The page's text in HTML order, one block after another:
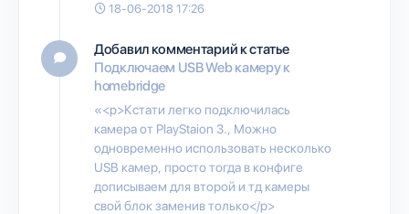
18-06-2018 17:26
Добавил комментарий к статье
Подключаем USB Web камеру к
homebridge
«<p>Кстати легко подключилась
камера от PlayStaion 3., Можно
одновременно использовать несколько
USB камер, просто тогда в конфиге
дописываем для второй и тд камеры
свой блок заменив только</p>